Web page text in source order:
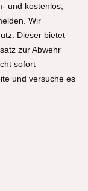
und kostenlos,
Wir
Dieser bietet
zur Abwehr
sofort
und versuche es